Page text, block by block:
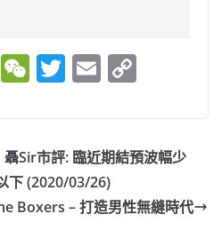
Li
n
W
e
h
at
T
w
er
E
m
l y
n
Sir市評: 臨近期結預波幅少
下 (2020/03/26)
Boxers – 打造男性無縫時代